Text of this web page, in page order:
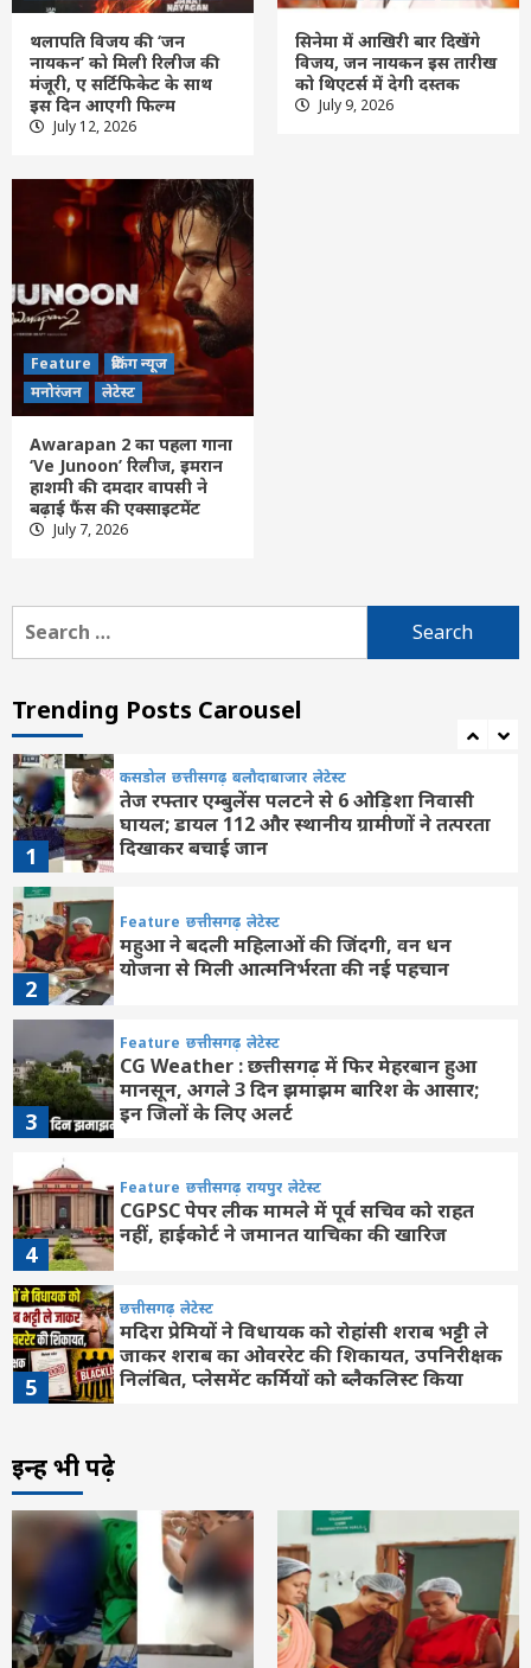
थलापति विजय की ‘जन
नायकन’ को मिली रिलीज की
मंजूरी, ए सर्टिफिकेट के साथ
इस दिन आएगी फिल्म
July 12, 2026
सिनेमा में आखिरी बार दिखेंगे
विजय, जन नायकन इस तारीख
को थिएटर्स में देगी दस्तक
July 9, 2026
Feature
ब्रेकिंग न्यूज
मनोरंजन
लेटेस्ट
Awarapan 2 का पहला गाना
‘Ve Junoon’ रिलीज, इमरान
हाशमी की दमदार वापसी ने
बढ़ाई फैंस की एक्साइटमेंट
July 7, 2026
Search
for:
Trending Posts Carousel
Feature
CG Weather : छत्तीसगढ़ में फिर मेहरबान हुआ
इन जिलों के लिए अलर्ट
4
Feature छत्तीसगढ़ रायपुर
CGPSC पेपर लीक मामले में पूर्व सचिव को राहत
नहीं, हाईकोर्ट ने जमानत याचिका की खारिज
5
छत्तीसगढ़ लेटेस्ट
मदिरा प्रेमियों ने विधायक को रोहांसी शराब भट्टी ले
निलंबित, प्लेसमेंट कर्मियों को ब्लैकलिस्ट किया
कसडोल
7
Feature छत्तीसगढ़ रायपुर लेटेस्ट
जारी की उत्कृष्ट खिलाड़ियों की सूची
1
कसडोल छत्तीसगढ़ बलौदाबाजार लेटेस्ट
तेज रफ्तार एम्बुलेंस पलटने से 6 ओड़िशा निवासी
घायल; डायल 112 और स्थानीय ग्रामीणों ने तत्परता
दिखाकर बचाई जान
2
Feature छत्तीसगढ़ लेटेस्ट
महुआ ने बदली महिलाओं की जिंदगी, वन धन
योजना से मिली आत्मनिर्भरता की नई पहचान
3
Feature छत्तीसगढ़ लेटेस्ट
CG Weather : छत्तीसगढ़ में फिर मेहरबान हुआ
मानसून, अगले 3 दिन झमाझम बारिश के आसार;
इन जिलों के लिए अलर्ट
4
Feature छत्तीसगढ़ रायपुर लेटेस्ट
CGPSC पेपर लीक मामले में पूर्व सचिव को राहत
नहीं, हाईकोर्ट ने जमानत याचिका की खारिज
5
छत्तीसगढ़ लेटेस्ट
मदिरा प्रेमियों ने विधायक को रोहांसी शराब भट्टी ले
जाकर शराब का ओवररेट की शिकायत, उपनिरीक्षक
निलंबित, प्लेसमेंट कर्मियों को ब्लैकलिस्ट किया
6
7
Feature छत्तीसगढ़ रायपुर लेटेस्ट
खिलाड़ियों का लंबा इंतजार खत्म, राज्य शासन ने
जारी की उत्कृष्ट खिलाड़ियों की सूची
इन्हें भी पढ़े